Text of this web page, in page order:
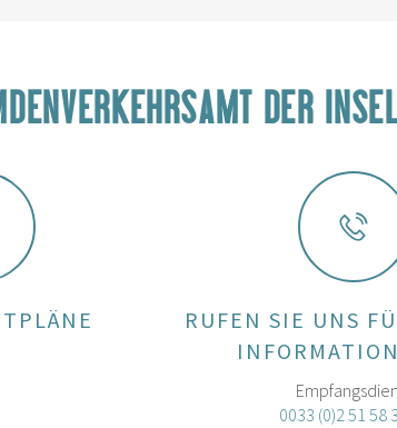
DER
RUFEN SIE UNS
0033 (0)2 51 58